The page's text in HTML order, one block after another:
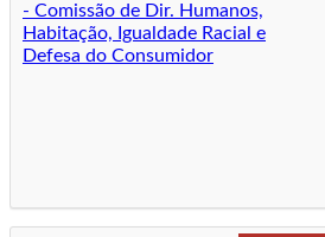
- Comissão de Dir. Humanos,
Habitação, Igualdade Racial e
Defesa do Consumidor